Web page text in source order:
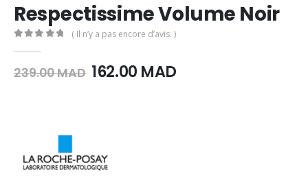
Respectissime Volume Noir
( Il n’y a pas encore d’avis. )
239.00MAD Le
162.00 MADLe